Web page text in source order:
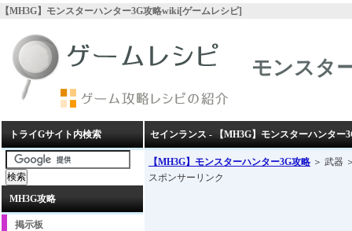
【MH3G】モンスターハンター3G攻略wiki[ゲームレシピ]
モンスタ
セインランス - 【MH3G】モンスターハンター
【MH3G】モンスターハンター3G攻略 ＞ 武器
スポンサーリンク
トライGサイト内検索
MH3G攻略
掲示板